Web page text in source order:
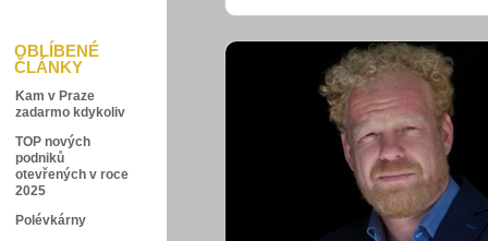
OBLÍBENÉ
ČLÁNKY
Kam v Praze
zadarmo kdykoliv
TOP nových
podniků
otevřených v roce
2025
Polévkárny